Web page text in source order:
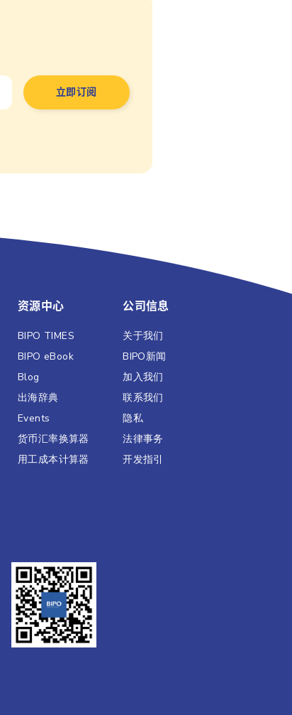
资源中心
BIPO TIMES
BIPO eBook
Blog
出海辞典
Events
货币汇率换算器
用工成本计算器
公司信息
关于我们
BIPO新闻​
加入我们
联系我们
隐私
法律事务
开发指引